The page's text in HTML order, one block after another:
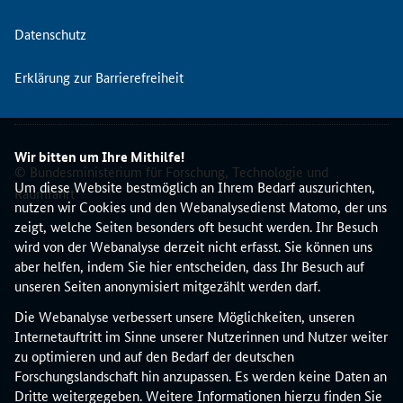
Wir bitten um Ihre Mithilfe!
Um diese Website bestmöglich an Ihrem Bedarf auszurichten,
nutzen wir Cookies und den Webanalysedienst Matomo, der uns
zeigt, welche Seiten besonders oft besucht werden. Ihr Besuch
wird von der Webanalyse derzeit nicht erfasst. Sie können uns
aber helfen, indem Sie hier entscheiden, dass Ihr Besuch auf
unseren Seiten anonymisiert mitgezählt werden darf.
Die Webanalyse verbessert unsere Möglichkeiten, unseren
Internetauftritt im Sinne unserer Nutzerinnen und Nutzer weiter
zu optimieren und auf den Bedarf der deutschen
Forschungslandschaft hin anzupassen. Es werden keine Daten an
Dritte weitergegeben. Weitere Informationen hierzu finden Sie
i
E
r
p
ä
i
s
c
h
e
o
m
m
i
Datenschutz
Erklärung zur Barrierefreiheit
© Bundesministerium für Forschung, Technologie und
Raumfahrt